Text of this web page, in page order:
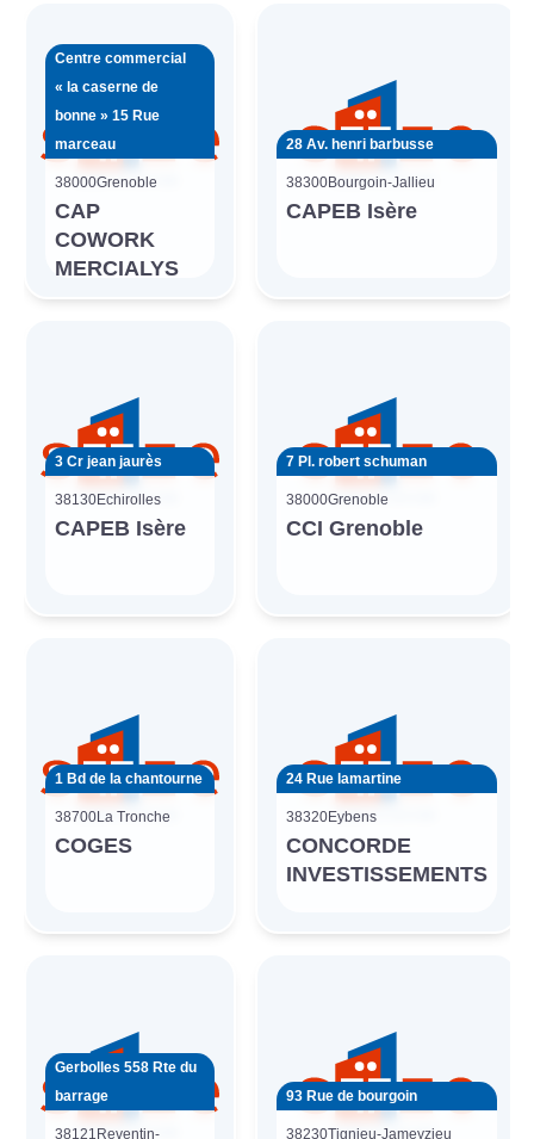
Centre commercial
« la caserne de
bonne » 15 Rue
marceau
38000Grenoble
CAP
COWORK
MERCIALYS
28 Av. henri barbusse
38300Bourgoin-Jallieu
CAPEB Isère
3 Cr jean jaurès
38130Echirolles
CAPEB Isère
7 Pl. robert schuman
38000Grenoble
CCI Grenoble
1 Bd de la chantourne
38700La Tronche
COGES
24 Rue lamartine
38320Eybens
CONCORDE
INVESTISSEMENTS
Gerbolles 558 Rte du
barrage
38121 Reventin-
93 Rue de bourgoin
38230Tignieu-Jameyzieu